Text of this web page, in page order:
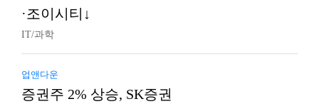
·조이시티↓
IT/과학
업앤다운
증권주 2% 상승, SK증권